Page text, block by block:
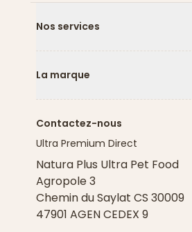
Nos services
La marque
Contactez-nous
Ultra Premium Direct
Natura Plus Ultra Pet Food
Agropole 3
Chemin du Saylat CS 30009
47901 AGEN CEDEX 9